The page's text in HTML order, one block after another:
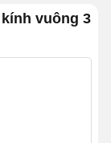
kính
vuông 3